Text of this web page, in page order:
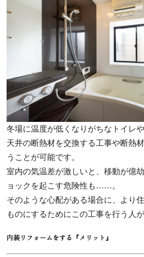
冬場に温度が低くなりがちなトイレ
天井の断熱材を交換する工事や断熱
うことが可能です。
室内の気温差が激しいと、移動が億
ョックを起こす危険性も……。
そのような心配がある場合に、より
ものにするためにこの工事を行う人が
内装リフォームをする『メリット』